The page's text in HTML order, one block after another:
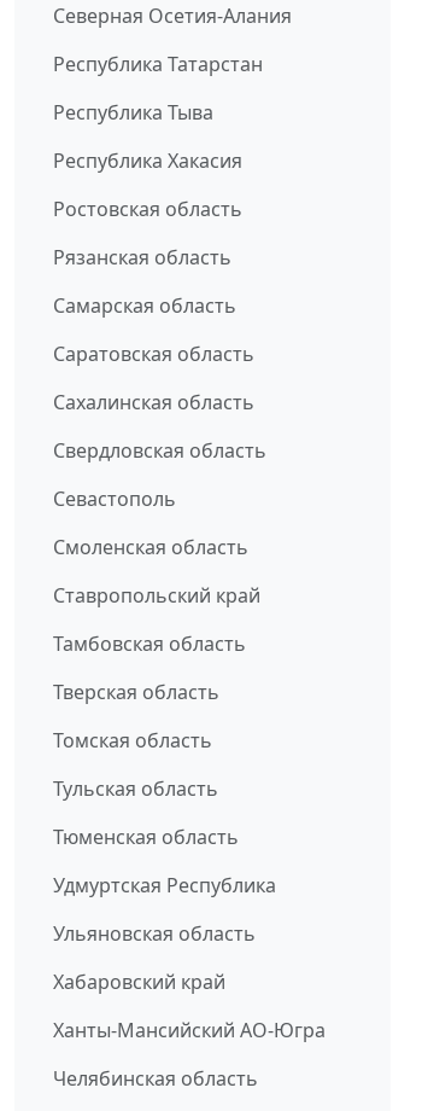
Северная Осетия-Алания
Республика Татарстан
Республика Тыва
Республика Хакасия
Ростовская область
Рязанская область
Самарская область
Саратовская область
Сахалинская область
Свердловская область
Севастополь
Смоленская область
Ставропольский край
Тамбовская область
Тверская область
Томская область
Тульская область
Тюменская область
Удмуртская Республика
Ульяновская область
Хабаровский край
Ханты-Мансийский АО-Югра
Челябинская область